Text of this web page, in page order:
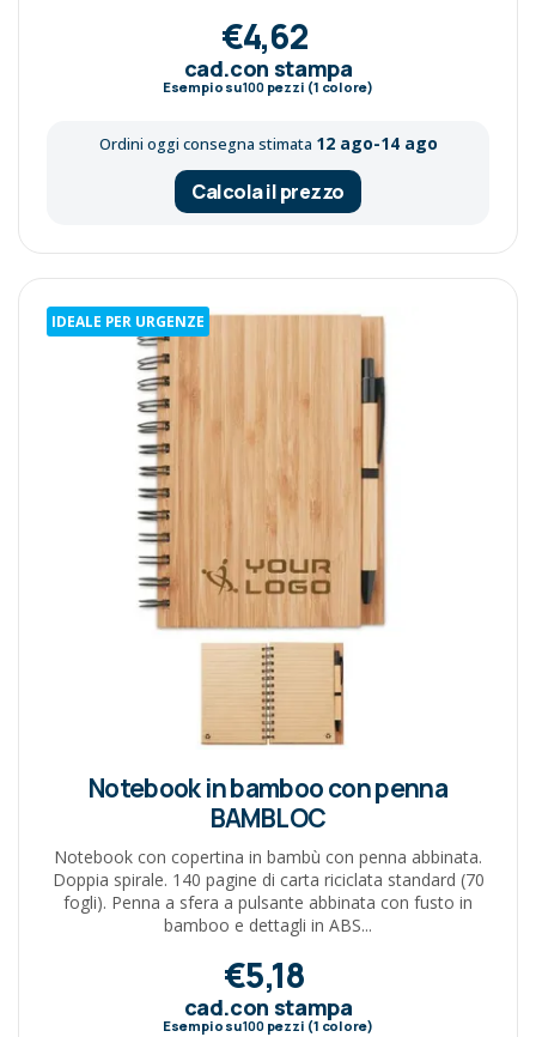
€4,62
cad.con stampa
Esempio su100pezzi (1 colore)
Ordini oggi consegna stimata 12 ago-14 ago
Calcola il prezzo
IDEALE PER URGENZE
Notebook in bamboo con penna
BAMBLOC
Notebook con copertina in bambù con penna abbinata.
Doppia spirale. 140 pagine di carta riciclata standard (70
fogli). Penna a sfera a pulsante abbinata con fusto in
bamboo e dettagli in ABS...
€5,18
cad.con stampa
Esempio su100pezzi (1 colore)